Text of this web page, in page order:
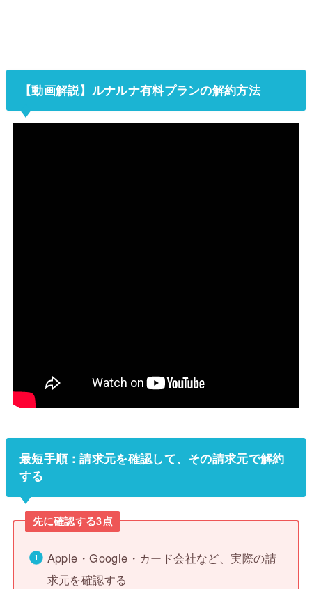
【動画解説】ルナルナ有料プランの解約方法
最短手順：請求元を確認して、その請求元で解約
する
先に確認する3点
Apple・Google・カード会社など、実際の請
求元を確認する